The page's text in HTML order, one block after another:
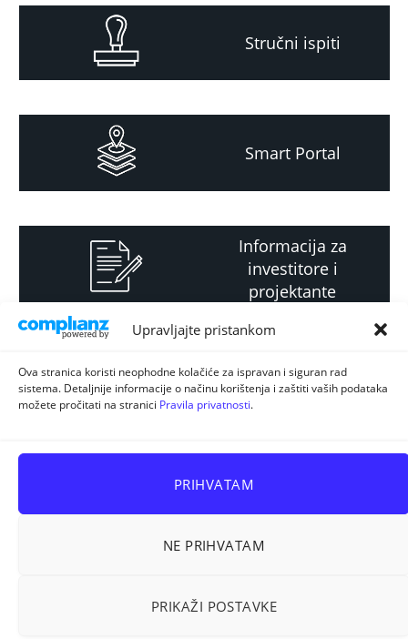
Upravljajte pristankom
Ova stranica koristi neophodne kolačiće za ispravan i siguran rad
sistema. Detaljnije informacije o načinu korištenja i zaštiti vaših podataka
možete pročitati na stranici Pravila privatnosti.
PRIHVATAM
NE PRIHVATAM
PRIKAŽI POSTAVKE
Stručni ispiti
Smart Portal
Informacija za
investitore i
projektante
Strateški i planski
dokument